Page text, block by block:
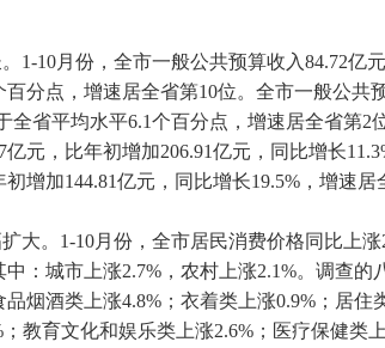
1-10月份，全市一般公共预算收入84.72亿
分点，增速居全省第10位。全市一般公共
全省平均水平6.1个百分点，增速居全省第2
亿元，比年初增加206.91亿元，同比增长
增加144.81亿元，同比增长19.5%，增速居
大。1-10月份，全市居民消费价格同比上涨
：城市上涨2.7%，农村上涨2.1%。调查的
烟酒类上涨4.8%；衣着类上涨0.9%；居住
教育文化和娱乐类上涨2.6%；医疗保健类